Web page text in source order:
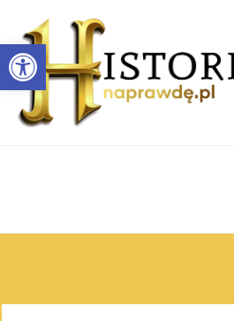
Otwórz pasek narzędzi